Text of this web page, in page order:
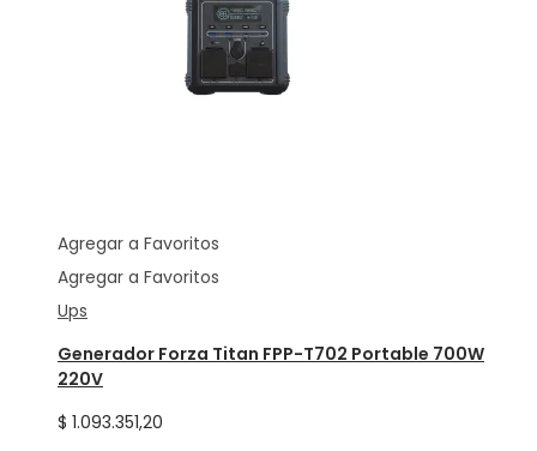
Agregar a Favoritos
Agregar a Favoritos
Ups
Generador Forza Titan FPP-T702 Portable 700W
220V
$ 1.093.351,20